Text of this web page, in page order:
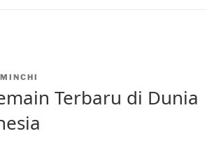
Terbaru di Dunia